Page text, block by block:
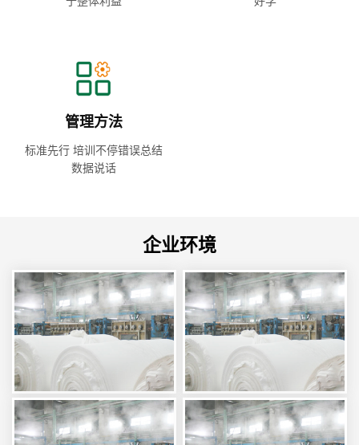
管理方法
标准先行 培训不停错误总结
数据说话
企业环境